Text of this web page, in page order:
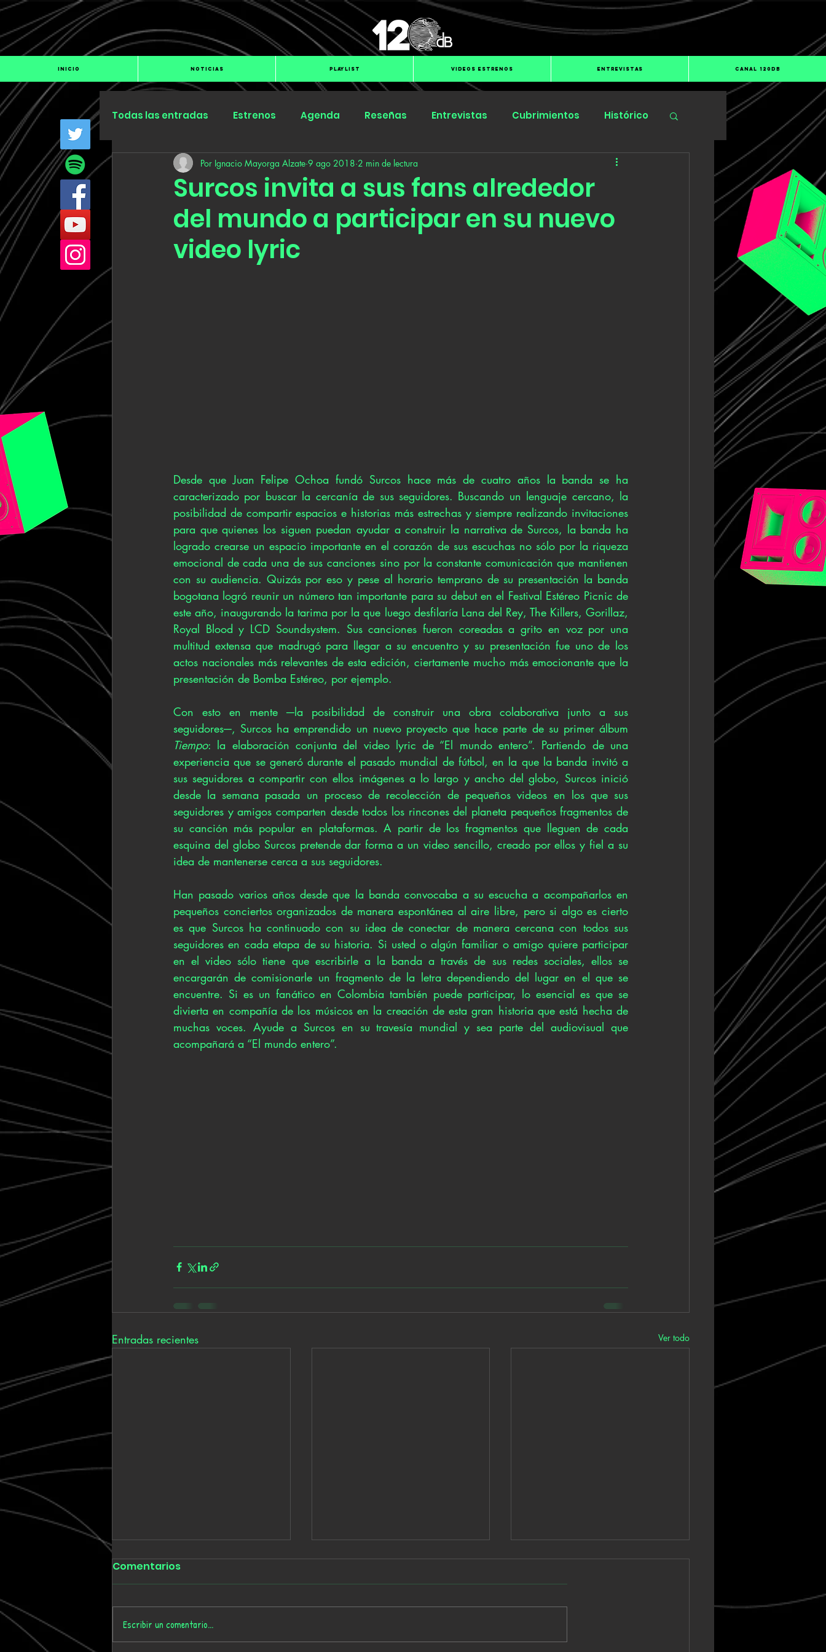
INICIO NOTICIAS PLAYLIST VIDEOS ESTRENOS ENTREVISTAS CANAL 120dB
Todas las entradas Estrenos Agenda Reseñas Entrevistas Cubrimientos Histórico
Industria Especiales Submit Hub Groover
Surcos invita a sus fans alrededor
del mundo a participar en su nuevo
video lyric
Por Ignacio Mayorga Alzate 9 ago 2018 2 min de lectura
Desde que Juan Felipe Ochoa fundó Surcos hace más de cuatro años la banda se ha
caracterizado por buscar la cercanía de sus seguidores. Buscando un lenguaje cercano, la
posibilidad de compartir espacios e historias más estrechas y siempre realizando invitaciones
para que quienes los siguen puedan ayudar a construir la narrativa de Surcos, la banda ha
logrado crearse un espacio importante en el corazón de sus escuchas no sólo por la riqueza
emocional de cada una de sus canciones sino por la constante comunicación que mantienen
con su audiencia. Quizás por eso y pese al horario temprano de su presentación la banda
bogotana logró reunir un número tan importante para su debut en el Festival Estéreo Picnic de
este año, inaugurando la tarima por la que luego desfilaría Lana del Rey, The Killers, Gorillaz,
Royal Blood y LCD Soundsystem. Sus canciones fueron coreadas a grito en voz por una
multitud extensa que madrugó para llegar a su encuentro y su presentación fue uno de los
actos nacionales más relevantes de esta edición, ciertamente mucho más emocionante que la
presentación de Bomba Estéreo, por ejemplo.
Con esto en mente ─la posibilidad de construir una obra colaborativa junto a sus
Tiempo: la elaboración conjunta del video lyric de “El mundo entero”. Partiendo de una
experiencia que se generó durante el pasado mundial de fútbol, en la que la banda invitó a
sus seguidores a compartir con ellos imágenes a lo largo y ancho del globo, Surcos inició
desde la semana pasada un proceso de recolección de pequeños videos en los que sus
seguidores y amigos comparten desde todos los rincones del planeta pequeños fragmentos de
su canción más popular en plataformas. A partir de los fragmentos que lleguen de cada
esquina del globo Surcos pretende dar forma a un video sencillo, creado por ellos y fiel a su
idea de mantenerse cerca a sus seguidores.
Han pasado varios años desde que la banda convocaba a su escucha a acompañarlos en
pequeños conciertos organizados de manera espontánea al aire libre, pero si algo es cierto
es que Surcos ha continuado con su idea de conectar de manera cercana con todos sus
seguidores en cada etapa de su historia. Si usted o algún familiar o amigo quiere participar
en el video sólo tiene que escribirle a la banda a través de sus redes sociales, ellos se
encargarán de comisionarle un fragmento de la letra dependiendo del lugar en el que se
encuentre. Si es un fanático en Colombia también puede participar, lo esencial es que se
divierta en compañía de los músicos en la creación de esta gran historia que está hecha de
muchas voces. Ayude a Surcos en su travesía mundial y sea parte del audiovisual que
acompañará a “El mundo entero”.
Entradas recientes Ver todo
Comentarios
Escribir un comentario...